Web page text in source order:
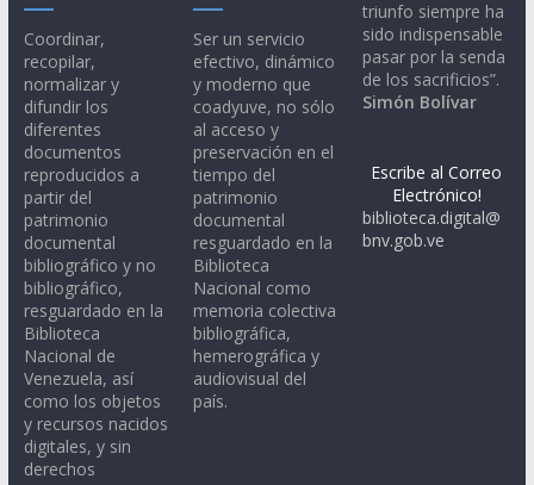
Coordinar,
recopilar,
normalizar y
difundir los
diferentes
documentos
reproducidos a
partir del
patrimonio
documental
bibliográfico y no
bibliográfico,
resguardado en la
Biblioteca
Nacional de
Venezuela, así
como los objetos
y recursos nacidos
digitales, y sin
derechos
Ser un servicio
efectivo, dinámico
y moderno que
coadyuve, no sólo
al acceso y
preservación en el
tiempo del
patrimonio
documental
resguardado en la
Biblioteca
Nacional como
memoria colectiva
bibliográfica,
hemerográfica y
audiovisual del
país.
triunfo siempre ha
sido indispensable
pasar por la senda
de los sacrificios”.
Simón Bolívar
Escribe al Correo
Electrónico!
biblioteca.digital@
bnv.gob.ve